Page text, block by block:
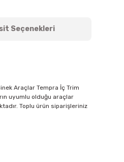
Seçenekleri
Araçlar Tempra İç Trim
uyumlu olduğu araçlar
Toplu ürün siparişleriniz